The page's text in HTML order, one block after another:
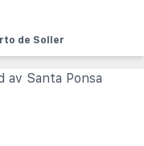
de Soller